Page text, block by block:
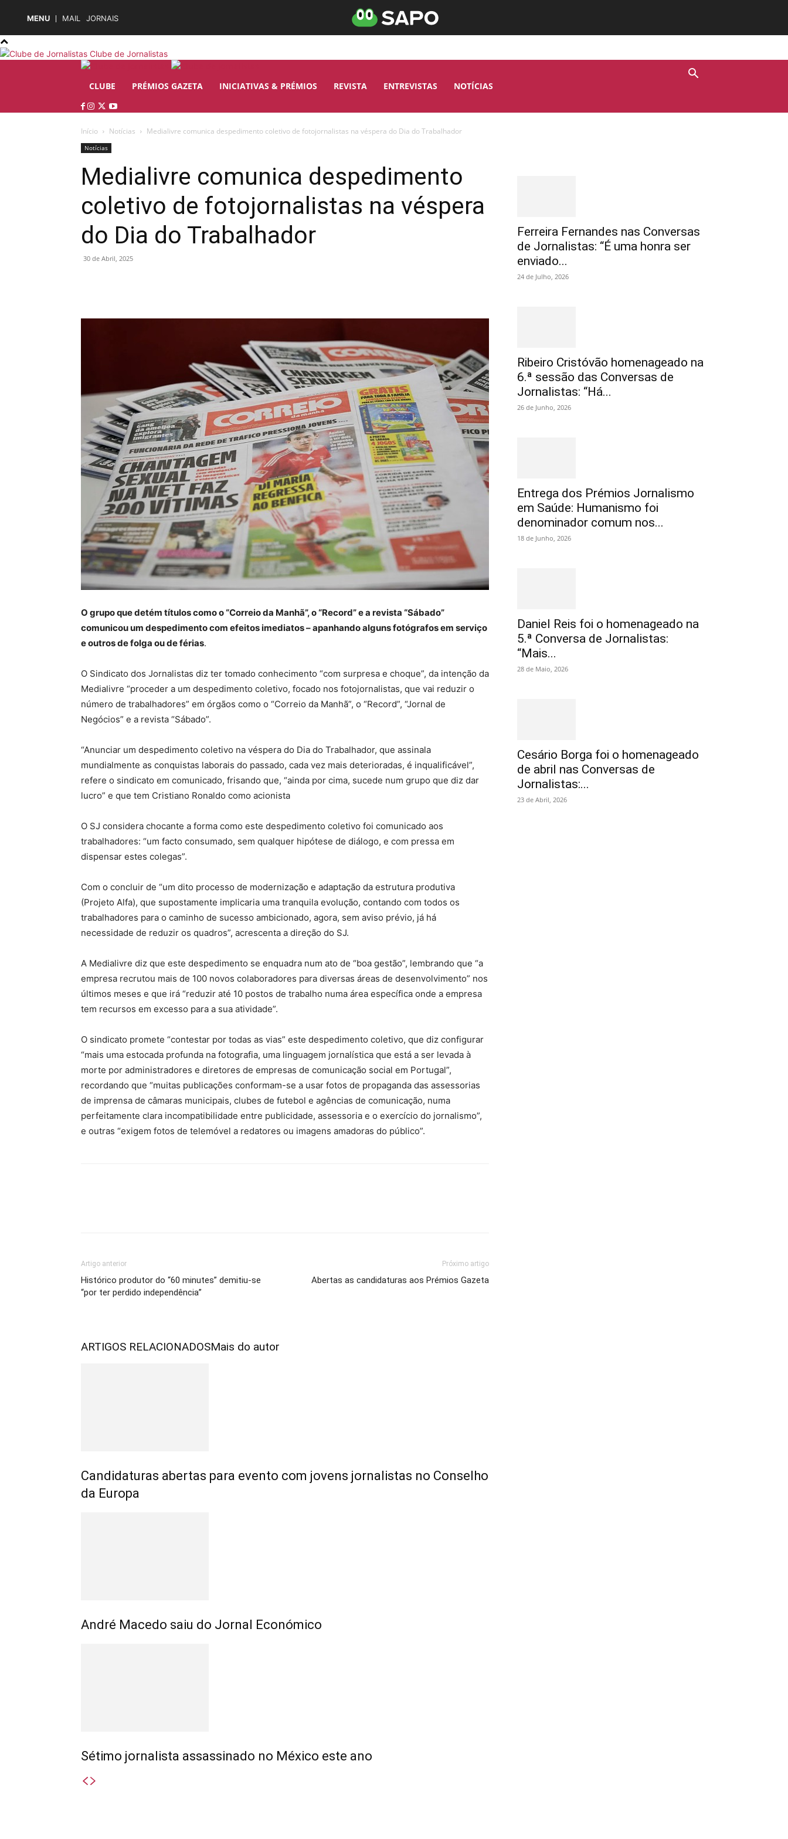
MENU MAIL JORNAIS
Clube de Jornalistas
CLUBE PRÉMIOS GAZETA INICIATIVAS & PRÉMIOS REVISTA ENTREVISTAS NOTÍCIAS
Início Notícias Medialivre comunica despedimento coletivo de fotojornalistas na véspera do Dia do Trabalhador
Notícias
Medialivre comunica despedimento
coletivo de fotojornalistas na véspera
do Dia do Trabalhador
30 de Abril, 2025
O grupo que detém títulos como o “Correio da Manhã”, o “Record” e a revista “Sábado”
comunicou um despedimento com efeitos imediatos – apanhando alguns fotógrafos em serviço
e outros de folga ou de férias.
O Sindicato dos Jornalistas diz ter tomado conhecimento “com surpresa e choque”, da intenção da
Medialivre “proceder a um despedimento coletivo, focado nos fotojornalistas, que vai reduzir o
número de trabalhadores” em órgãos como o “Correio da Manhã”, o “Record”, “Jornal de
Negócios” e a revista “Sábado”.
“Anunciar um despedimento coletivo na véspera do Dia do Trabalhador, que assinala
mundialmente as conquistas laborais do passado, cada vez mais deterioradas, é inqualificável”,
refere o sindicato em comunicado, frisando que, “ainda por cima, sucede num grupo que diz dar
lucro” e que tem Cristiano Ronaldo como acionista
O SJ considera chocante a forma como este despedimento coletivo foi comunicado aos
trabalhadores: “um facto consumado, sem qualquer hipótese de diálogo, e com pressa em
dispensar estes colegas”.
Com o concluir de “um dito processo de modernização e adaptação da estrutura produtiva
(Projeto Alfa), que supostamente implicaria uma tranquila evolução, contando com todos os
trabalhadores para o caminho de sucesso ambicionado, agora, sem aviso prévio, já há
necessidade de reduzir os quadros”, acrescenta a direção do SJ.
A Medialivre diz que este despedimento se enquadra num ato de “boa gestão”, lembrando que “a
empresa recrutou mais de 100 novos colaboradores para diversas áreas de desenvolvimento” nos
últimos meses e que irá “reduzir até 10 postos de trabalho numa área específica onde a empresa
tem recursos em excesso para a sua atividade”.
O sindicato promete “contestar por todas as vias” este despedimento coletivo, que diz configurar
“mais uma estocada profunda na fotografia, uma linguagem jornalística que está a ser levada à
morte por administradores e diretores de empresas de comunicação social em Portugal”,
recordando que “muitas publicações conformam-se a usar fotos de propaganda das assessorias
de imprensa de câmaras municipais, clubes de futebol e agências de comunicação, numa
perfeitamente clara incompatibilidade entre publicidade, assessoria e o exercício do jornalismo”,
e outras “exigem fotos de telemóvel a redatores ou imagens amadoras do público”.
Artigo anterior
Histórico produtor do “60 minutes” demitiu-se
“por ter perdido independência”
Próximo artigo
Abertas as candidaturas aos Prémios Gazeta
ARTIGOS RELACIONADOSMais do autor
Candidaturas abertas para evento com jovens jornalistas no Conselho
da Europa
André Macedo saiu do Jornal Económico
Sétimo jornalista assassinado no México este ano
Ferreira Fernandes nas Conversas
de Jornalistas: “É uma honra ser
enviado...
24 de Julho, 2026
Ribeiro Cristóvão homenageado na
6.ª sessão das Conversas de
Jornalistas: “Há...
26 de Junho, 2026
Entrega dos Prémios Jornalismo
em Saúde: Humanismo foi
denominador comum nos...
18 de Junho, 2026
Daniel Reis foi o homenageado na
5.ª Conversa de Jornalistas:
“Mais...
28 de Maio, 2026
Cesário Borga foi o homenageado
de abril nas Conversas de
Jornalistas:...
23 de Abril, 2026